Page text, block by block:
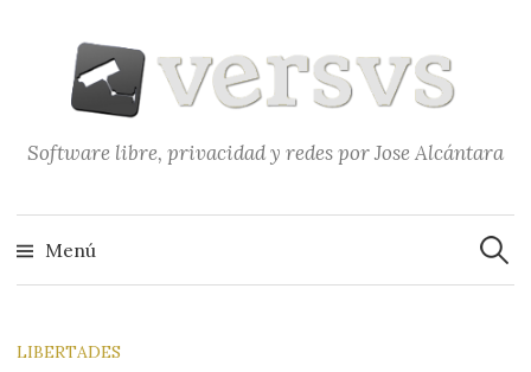
contenido
Software libre, privacidad y redes por Jose Alcántara
Menú
LIBERTADES